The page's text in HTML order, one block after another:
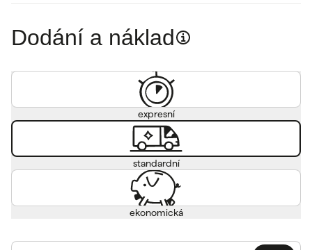
Dodání a náklad
expresní
standardní
ekonomická